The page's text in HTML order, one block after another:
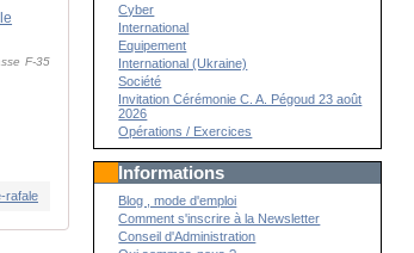
F-35
rafale
Cyber
International
Equipement
International (Ukraine)
Société
Invitation Cérémonie C. A. Pégoud 23 août
2026
Opérations / Exercices
Informations
Blog , mode d'emploi
Comment s'inscrire à la Newsletter
Conseil d'Administration